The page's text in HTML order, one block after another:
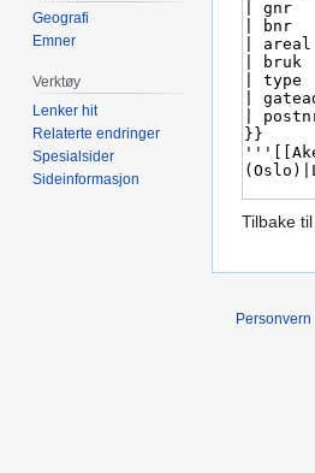
Tilbake til
Geografi
Emner
Verktøy
Lenker hit
Relaterte endringer
Spesialsider
Sideinformasjon
Personvern